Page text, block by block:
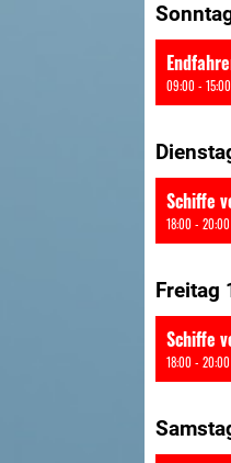
09:00 - 15:00
Schiffe
18:00 - 20:00
Freitag
Schiffe
18:00 - 20:00